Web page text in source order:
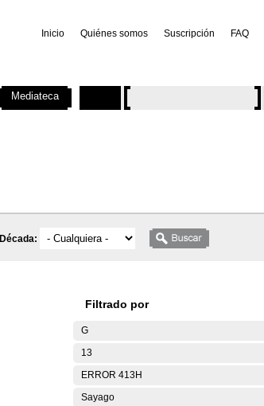
Inicio Quiénes somos Suscripción FAQ
Década:
Filtrado por
G
13
ERROR 413H
Sayago
Mediateca